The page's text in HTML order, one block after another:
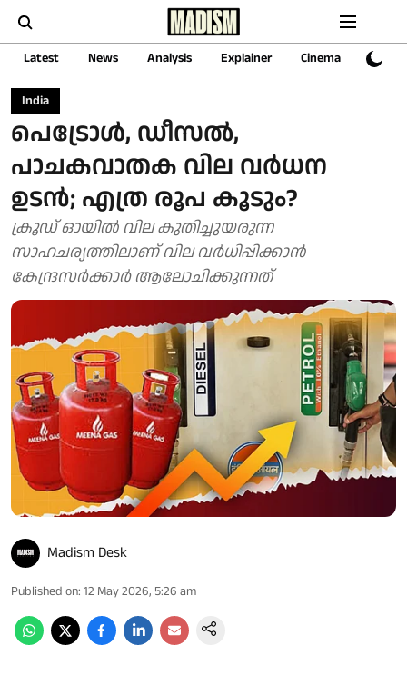
Latest News Analysis Explainer Cinema Sports
India
പെട്രോൾ, ഡീസൽ,
പാചകവാതക വില വർധന
ഉടൻ; എത്ര രൂപ കൂടും?
ക്രൂഡ് ഓയിൽ വില കുതിച്ചുയരുന്ന
സാഹചര്യത്തിലാണ് വില വർധിപ്പിക്കാൻ
കേന്ദ്രസർക്കാർ ആലോചിക്കുന്നത്
Madism Desk
Published on: 12 May 2026, 5:26 am